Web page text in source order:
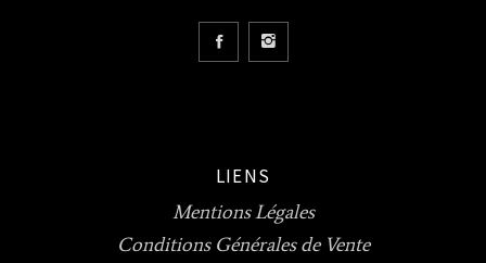
LIENS
Mentions Légales
Conditions Générales de Vente